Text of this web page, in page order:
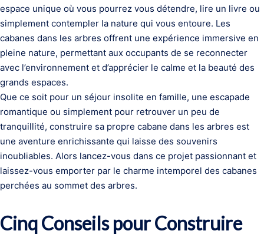
espace unique où vous pourrez vous détendre, lire un livre ou
simplement contempler la nature qui vous entoure. Les
cabanes dans les arbres offrent une expérience immersive en
pleine nature, permettant aux occupants de se reconnecter
avec l’environnement et d’apprécier le calme et la beauté des
grands espaces.
Que ce soit pour un séjour insolite en famille, une escapade
romantique ou simplement pour retrouver un peu de
tranquillité, construire sa propre cabane dans les arbres est
une aventure enrichissante qui laisse des souvenirs
inoubliables. Alors lancez-vous dans ce projet passionnant et
laissez-vous emporter par le charme intemporel des cabanes
perchées au sommet des arbres.
Cinq Conseils pour Construire